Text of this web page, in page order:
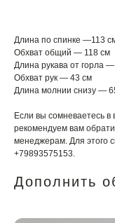
Длина по спинке —113
Обхват общий — 118 см
Длина рукава от горла
Обхват рук — 43 см
Длина молнии снизу —
Если вы сомневаетесь
рекомендуем вам
менеджерам. Для этого
+79893575153.
Дополнить